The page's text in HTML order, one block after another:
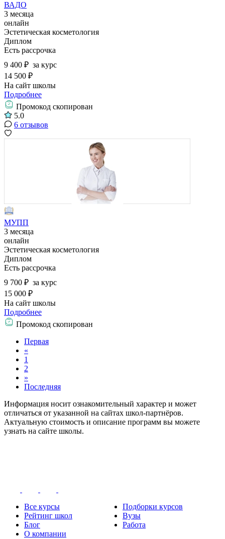
ВАДО
3 месяца
онлайн
Эстетическая косметология
Диплом
Есть рассрочка
9 400 ₽ за курс
14 500 ₽
На сайт школы
Подробнее
Промокод скопирован
5.0
6 отзывов
МУПП
3 месяца
онлайн
Эстетическая косметология
Диплом
Есть рассрочка
9 700 ₽ за курс
15 000 ₽
На сайт школы
Подробнее
Промокод скопирован
Первая
«
1
2
»
Последняя
Информация носит ознакомительный характер и может
отличаться от указанной на сайтах школ-партнёров.
Актуальную стоимость и описание программ вы можете
узнать на сайте школы.
Все курсы
Подборки курсов
Рейтинг школ
Вузы
Блог
Работа
О компании